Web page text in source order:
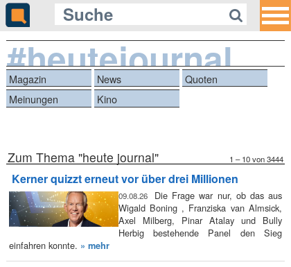
#heutejournal
Magazin News
Quoten
Meinungen
Kino
Zum Thema "heute journal" 1 – 10 von 3444
Kerner quizzt erneut vor über drei Millionen
09.08.26
Die Frage war nur, ob das aus
Wigald Boning , Franziska van Almsick,
Axel Milberg, Pinar Atalay und Bully
Herbig bestehende Panel den Sieg
einfahren konnte. » mehr